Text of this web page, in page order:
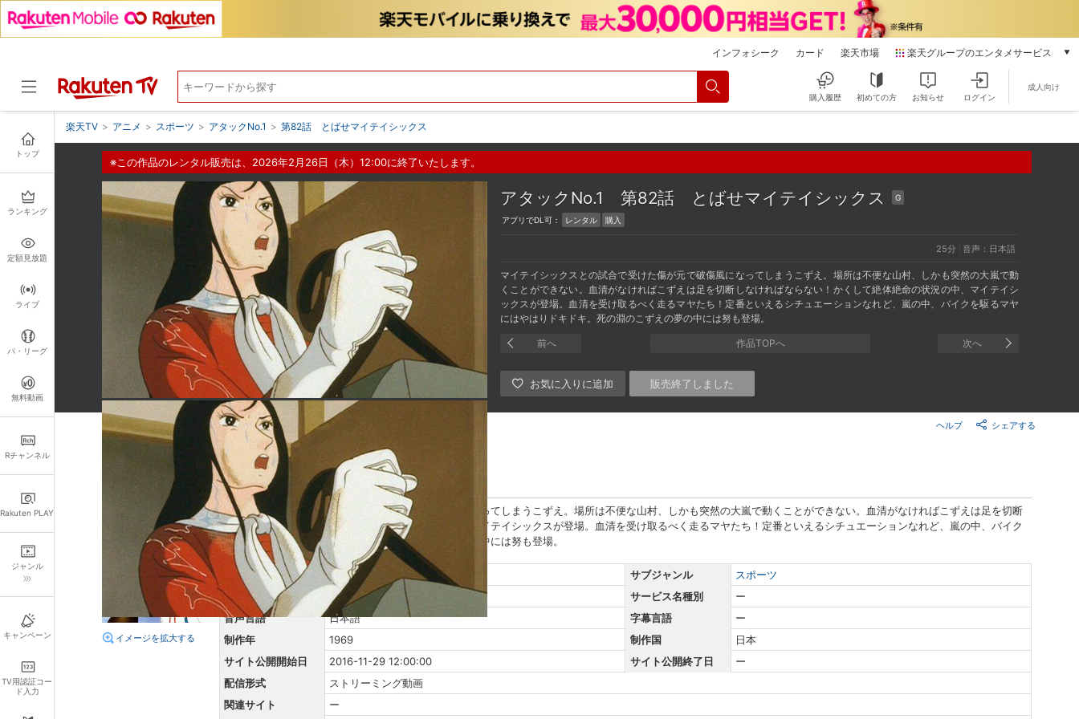
インフォシーク カード 楽天市場 楽天グループのエンタメサービス
本/ゲーム/CD/DVD
電子書籍
楽天ミュージック
動画配信
動画配信ガイド
Rakuten PLAY
無料テレビ
チケット
購入履歴 初めての方 お知らせ ログイン
成人向け
トップ
ランキング
定額見放題
ライブ
パ・リーグ
無料動画
Rチャンネル
Rakuten PLAY
ジャンル
キャンペーン
TV用認証コー
ド入力
楽天TV > アニメ > スポーツ > アタックNo.1 > 第82話 とばせマイテイシックス
※この作品のレンタル販売は、2026年2月26日（木）12:00に終了いたします。
アタックNo.1 第82話 とばせマイテイシックス G
アプリでDL可： レンタル 購入
25分 音声：日本語
マイテイシックスとの試合で受けた傷が元で破傷風になってしまうこずえ。場所は不便な山村、しかも突然の大嵐で動
くことができない。血清がなければこずえは足を切断しなければならない！かくして絶体絶命の状況の中、マイテイシ
ックスが登場。血清を受け取るべく走るマヤたち！定番といえるシチュエーションなれど、嵐の中、バイクを駆るマヤ
にはやはりドキドキ。死の淵のこずえの夢の中には努も登場。
前へ 作品TOPへ 次へ
販売終了しました
シェアする
ヘルプ
詳細情報
イメージを拡大する
あらすじ
マイテイシックスとの試合で受けた傷が元で破傷風になってしまうこずえ。場所は不便な山村、しかも突然の大嵐で動くことができない。血清がなければこずえは足を切断
しなければならない！かくして絶体絶命の状況の中、マイテイシックスが登場。血清を受け取るべく走るマヤたち！定番といえるシチュエーションなれど、嵐の中、バイク
を駆るマヤにはやはりドキドキ。死の淵のこずえの夢の中には努も登場。
原題 ー サブジャンル
スポーツ
再生時間
25分 サービス名種別
ー
音声言語
日本語 字幕言語
ー
制作年
1969 制作国
日本
サイト公開開始日
2016-11-29 12:00:00 サイト公開終了日
ー
配信形式
ストリーミング動画
関連サイト
ー